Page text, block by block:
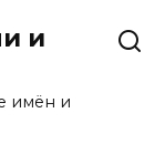
и
имён и